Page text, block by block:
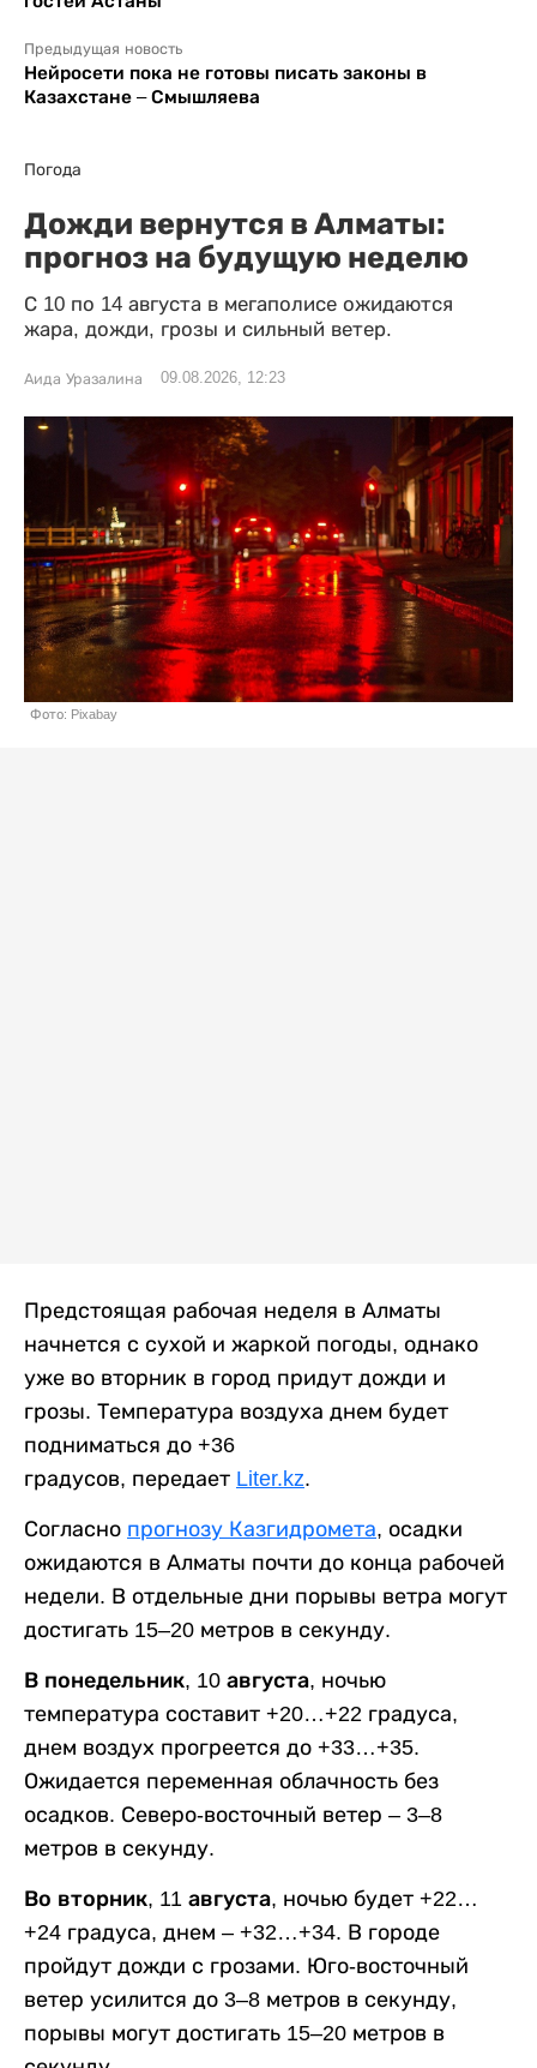
Предыдущая новость
Нейросети пока не готовы писать законы в
Казахстане – Смышляева
Погода
Дожди вернутся в Алматы:
прогноз на будущую неделю
С 10 по 14 августа в мегаполисе ожидаются
жара, дожди, грозы и сильный ветер.
Аида Уразалина 09.08.2026, 12:23
Фото: Pixabay
Предстоящая рабочая неделя в Алматы
начнется с сухой и жаркой погоды, однако
уже во вторник в город придут дожди и
грозы. Температура воздуха днем будет
подниматься до +36
градусов, передает Liter.kz.
Согласно прогнозу Казгидромета, осадки
ожидаются в Алматы почти до конца рабочей
недели. В отдельные дни порывы ветра могут
достигать 15–20 метров в секунду.
В понедельник, 10 августа, ночью
температура составит +20…+22 градуса,
днем воздух прогреется до +33…+35.
Ожидается переменная облачность без
осадков. Северо-восточный ветер – 3–8
метров в секунду.
Во вторник, 11 августа, ночью будет +22…
+24 градуса, днем – +32…+34. В городе
пройдут дожди с грозами. Юго-восточный
ветер усилится до 3–8 метров в секунду,
порывы могут достигать 15–20 метров в